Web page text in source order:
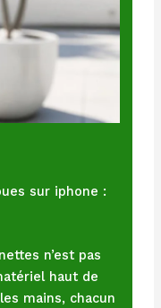
sur iphone :
n’est pas
haut de
mains, chacun